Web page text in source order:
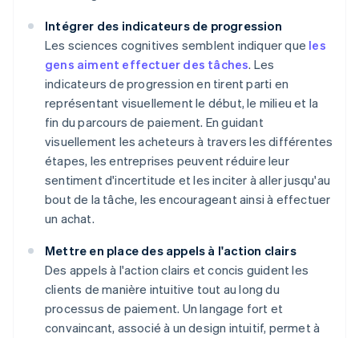
Intégrer des indicateurs de progression
Les sciences cognitives semblent indiquer que les
gens aiment effectuer des tâches. Les
indicateurs de progression en tirent parti en
représentant visuellement le début, le milieu et la
fin du parcours de paiement. En guidant
visuellement les acheteurs à travers les différentes
étapes, les entreprises peuvent réduire leur
sentiment d'incertitude et les inciter à aller jusqu'au
bout de la tâche, les encourageant ainsi à effectuer
un achat.
Mettre en place des appels à l'action clairs
Des appels à l'action clairs et concis guident les
clients de manière intuitive tout au long du
processus de paiement. Un langage fort et
convaincant, associé à un design intuitif, permet à